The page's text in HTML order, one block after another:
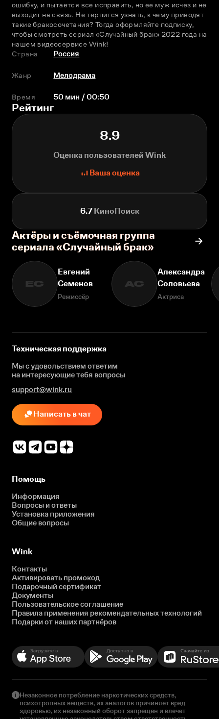
ошибку, и пытается все исправить, но ее муж исчез и не
выходит на связь. Не терпится узнать, к чему приводят
такие бракосочетания? Тогда оформляйте подписку,
чтобы смотреть сериал «Случайный брак» 2022 года на
нашем видеосервисе Wink!
Страна
Россия
Жанр Мелодрама
Время 50 мин / 00:50
Рейтинг
8.9
Оценка пользователей Wink
Ваша оценка
6.7КиноПоиск
Актёры и съёмочная группа
сериала «Случайный брак»
ЕС
Евгений
Семенов
Режиссёр
АС
Александра
Соловьева
Актриса
Техническая поддержка
Мы с удовольствием ответим
на интересующиетебя вопросы
support@wink.ru
Написать в чат
Помощь
Информация
Вопросы и ответы
Установка приложения
Общие вопросы
Wink
Контакты
Активировать промокод
Подарочный сертификат
Документы
Пользовательское соглашение
Правила применения рекомендательных технологий
Подарки от наших партнёров
Незаконное потребление наркотических средств,
психотропных веществ, их аналогов причиняет вред
здоровью, их незаконный оборот запрещен и влечет